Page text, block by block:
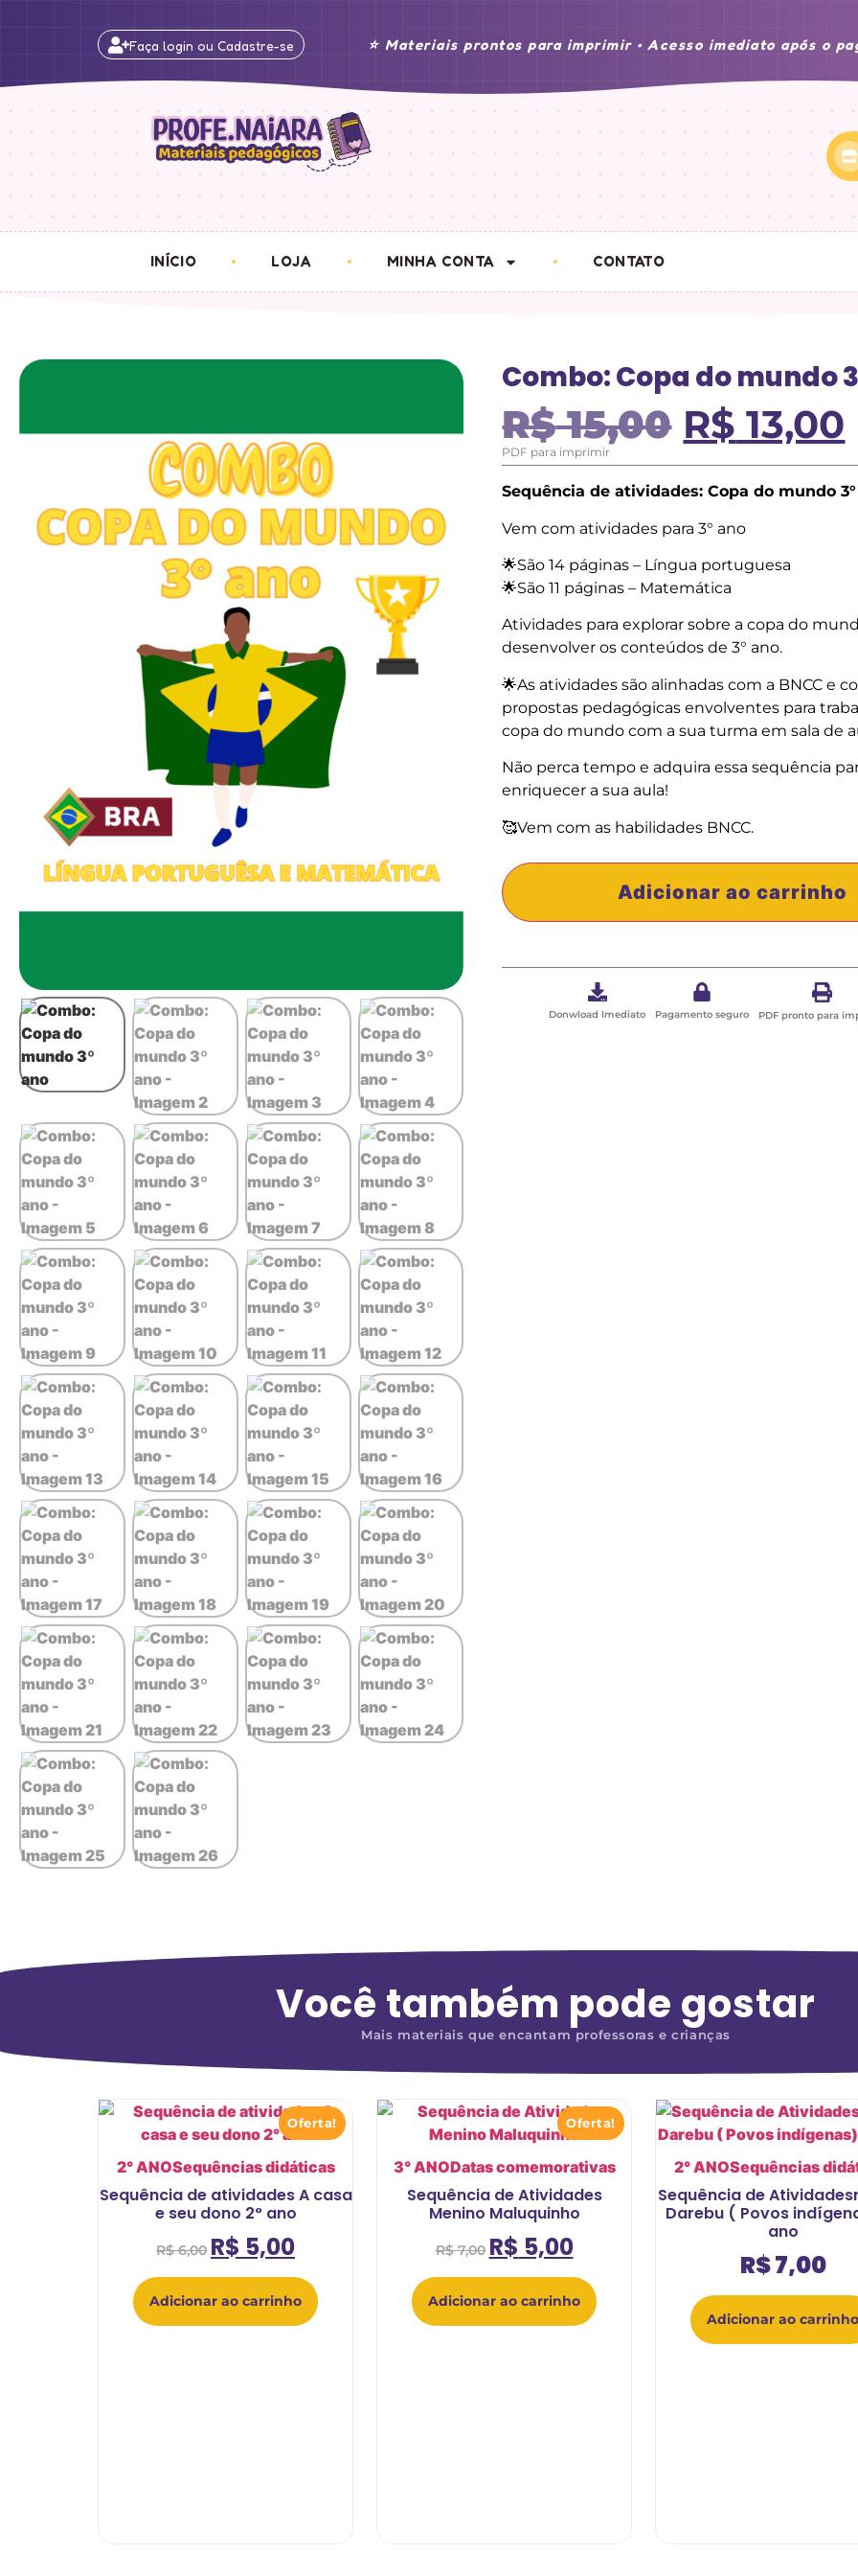
⭐ Materiais prontos para imprimir • Acesso imediato após o
Faça login ou Cadastre-se
INÍCIO LOJA MINHA CONTA CONTATO
Combo: Copa do mundo
R$15,00 R$ 13,00
PDF para imprimir
Sequência de atividades: Copa do mundo
Vem com atividades para 3° ano
🌟São 14 páginas – Língua portuguesa
🌟São 11 páginas – Matemática
Atividades para explorar sobre a copa do
desenvolver os conteúdos de 3° ano.
🌟As atividades são alinhadas com a BNCC e
propostas pedagógicas envolventes para
copa do mundo com a sua turma em sala de
Não perca tempo e adquira essa sequência
enriquecer a sua aula!
🥰Vem com as habilidades BNCC.
Adicionar ao carrinho
Donwload Imediato Pagamento seguro PDF pronto para
Você também pode gostar
Mais materiais que encantam professoras e crianças
Oferta!
2° ANOSequências didáticas
Sequência de atividades A casa
e seu dono 2° ano
R$6,00 R$ 5,00
Adicionar ao carrinho
Oferta!
3° ANODatas comemorativas
Sequência de Atividades
Menino Maluquinho
R$7,00 R$ 5,00
Adicionar ao carrinho
2° ANOSequências
Sequência de
Darebu ( Povos
ano
R$7,00
Adicionar ao carrinho